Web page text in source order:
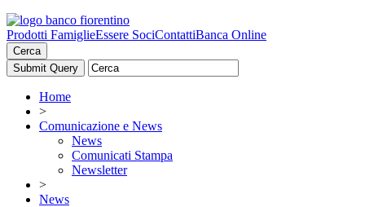
Prodotti FamiglieEssere SociContattiBanca Online
Cerca
Home
>
Comunicazione e News
News
Comunicati Stampa
Newsletter
>
News